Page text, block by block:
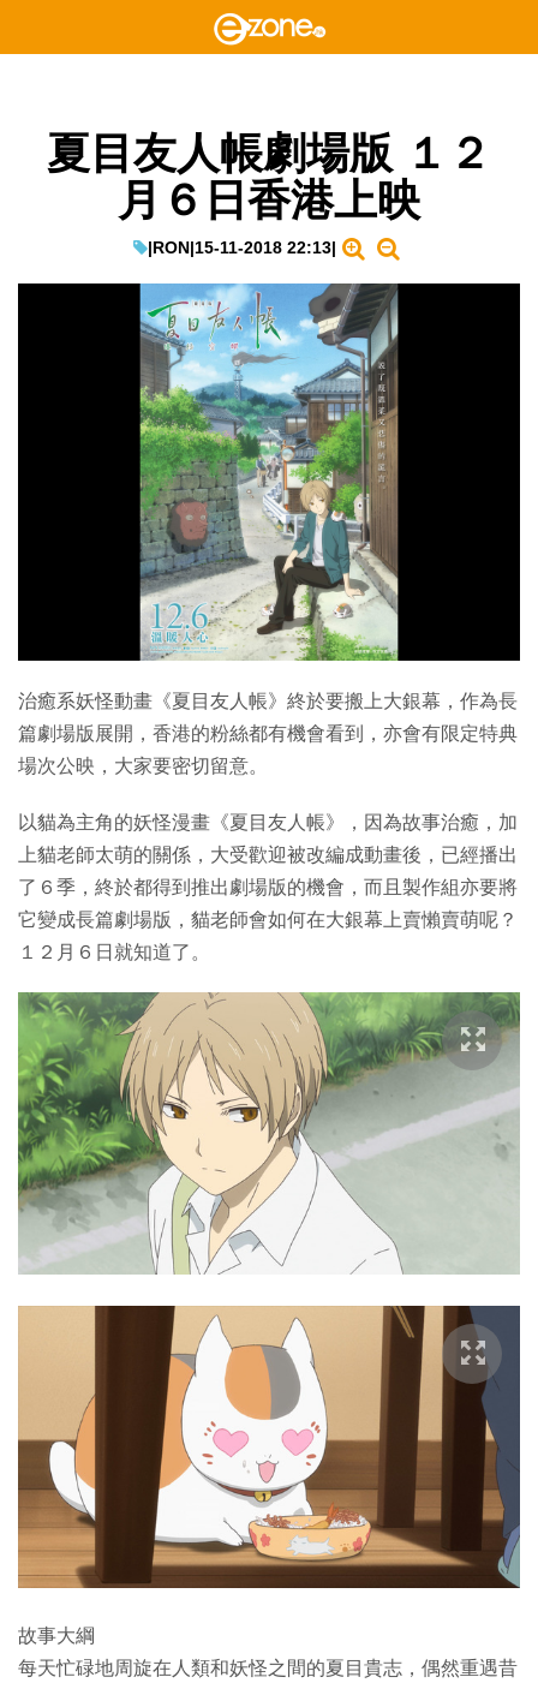
夏目友人帳劇場版 １２
月６日香港上映
|RON|15-11-2018 22:13|
治癒系妖怪動畫《夏目友人帳》終於要搬上大銀幕，作為長
篇劇場版展開，香港的粉絲都有機會看到，亦會有限定特典
場次公映，大家要密切留意。
以貓為主角的妖怪漫畫《夏目友人帳》，因為故事治癒，加
上貓老師太萌的關係，大受歡迎被改編成動畫後，已經播出
了６季，終於都得到推出劇場版的機會，而且製作組亦要將
它變成長篇劇場版，貓老師會如何在大銀幕上賣懶賣萌呢？
１２月６日就知道了。
故事大綱
每天忙碌地周旋在人類和妖怪之間的夏目貴志，偶然重遇昔